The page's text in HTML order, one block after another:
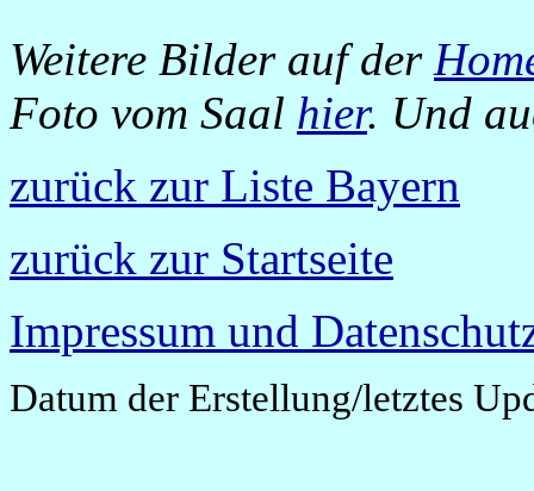
Weitere Bilder auf der
Foto vom Saal hier. Und
zurück zur Liste Bayern
zurück zur Startseite
Impressum und
Datum der Erstellung/letztes